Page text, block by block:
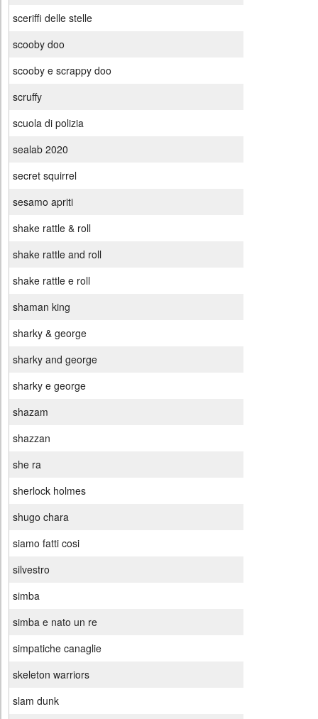
sceriffi delle stelle
scooby doo
scooby e scrappy doo
scruffy
scuola di polizia
sealab 2020
secret squirrel
sesamo apriti
shake rattle & roll
shake rattle and roll
shake rattle e roll
shaman king
sharky & george
sharky and george
sharky e george
shazam
shazzan
she ra
sherlock holmes
shugo chara
siamo fatti cosi
silvestro
simba
simba e nato un re
simpatiche canaglie
skeleton warriors
slam dunk